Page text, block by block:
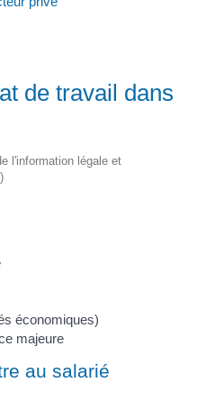
de travail dans
l'information légale et
économiques)
majeure
au salarié